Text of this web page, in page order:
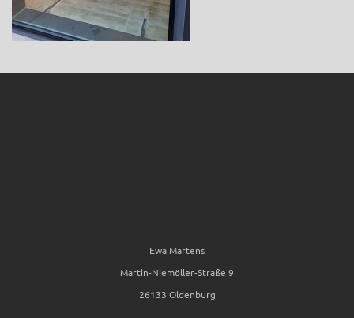
Ewa Martens
Martin-Niemöller-Straße 9
26133 Oldenburg